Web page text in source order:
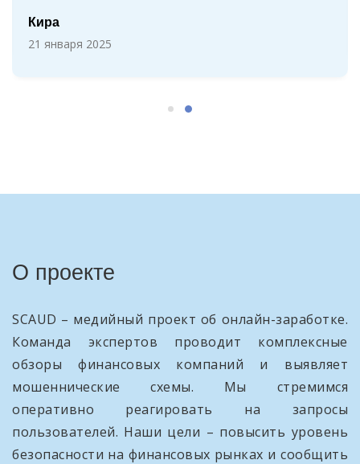
Кира
21 января 2025
О проекте
SCAUD – медийный проект об онлайн-заработке.
Команда экспертов проводит комплексные
обзоры финансовых компаний и выявляет
мошеннические схемы. Мы стремимся
оперативно реагировать на запросы
пользователей. Наши цели – повысить уровень
безопасности на финансовых рынках и сообщить